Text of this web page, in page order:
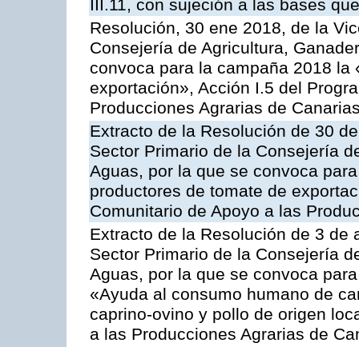
III.11, con sujeción a las bases
Resolución, 30 ene 2018, de la
Consejería de Agricultura,
convoca para la campaña 2018
exportación», Acción I.5 del
Producciones Agrarias de
Extracto de la Resolución de 30
Sector Primario de la Consejería
Aguas, por la que se convoca
productores de tomate de
Comunitario de Apoyo a las
Extracto de la Resolución de 3
Sector Primario de la Consejería
Aguas, por la que se convoca
«Ayuda al consumo humano de
caprino-ovino y pollo de origen
a las Producciones Agrarias de